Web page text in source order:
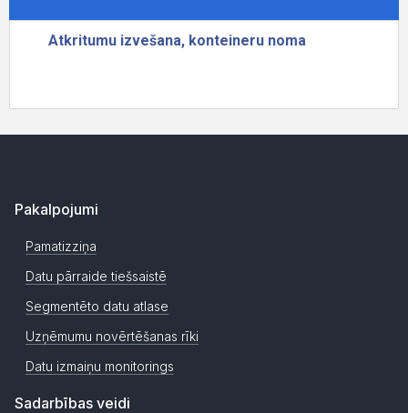
Pakalpojumi
Pamatizziņa
Datu pārraide tiešsaistē
Segmentēto datu atlase
Uzņēmumu novērtēšanas rīki
Datu izmaiņu monitorings
Sadarbības veidi